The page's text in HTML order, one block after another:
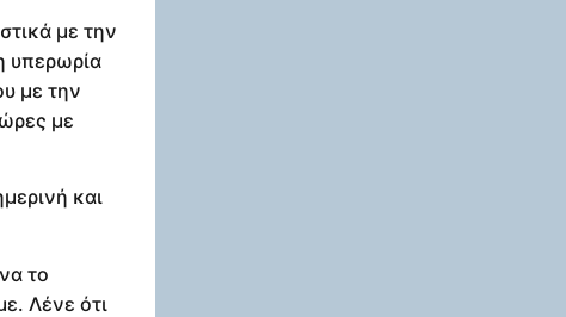
με την
υπερωρία
με την
με
και
το
Λένε ότι